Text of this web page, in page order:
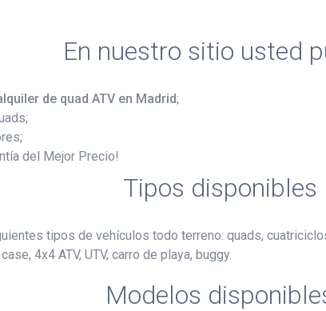
En nuestro sitio usted
de quad ATV en Madrid;
del Mejor Precio!
Tipos disponibles
tipos de vehículos todo terreno: quads,
4x4 ATV, UTV, carro de playa, buggy.
Modelos